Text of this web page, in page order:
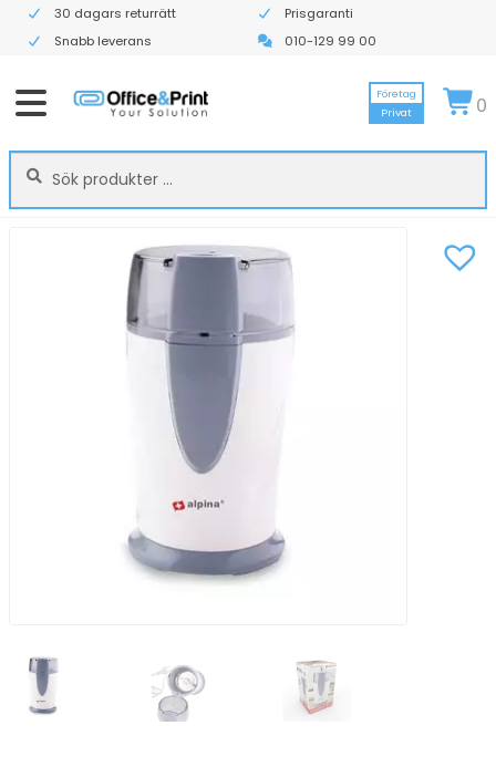
30 dagars returrätt
Prisgaranti
Snabb leverans
010-129 99 00
Sök
efter:
Sök
Företag
Privat
0